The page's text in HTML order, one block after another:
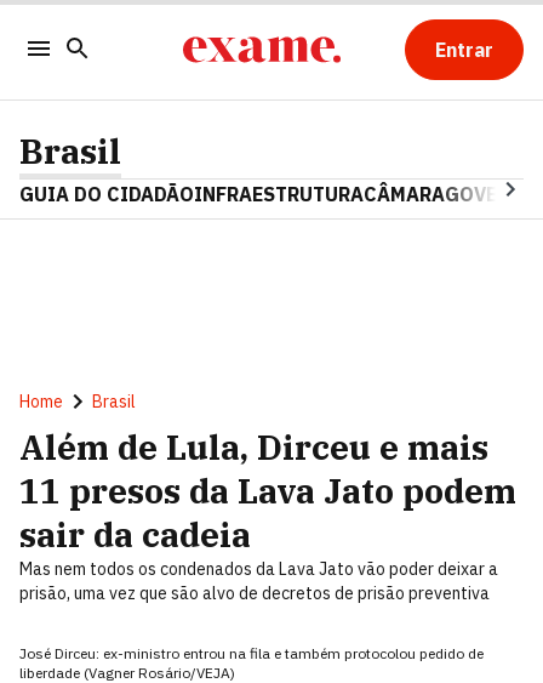
Entrar
Brasil
GUIA DO CIDADÃOINFRAESTRUTURACÂMARAGOVERNO
Home Brasil
Além de Lula, Dirceu e mais
11 presos da Lava Jato podem
sair da cadeia
Mas nem todos os condenados da Lava Jato vão poder deixar a
prisão, uma vez que são alvo de decretos de prisão preventiva
José Dirceu: ex-ministro entrou na fila e também protocolou pedido de
liberdade (Vagner Rosário/VEJA)